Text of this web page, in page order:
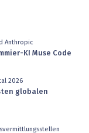
Anthropic
KI Muse Code
2026
globalen